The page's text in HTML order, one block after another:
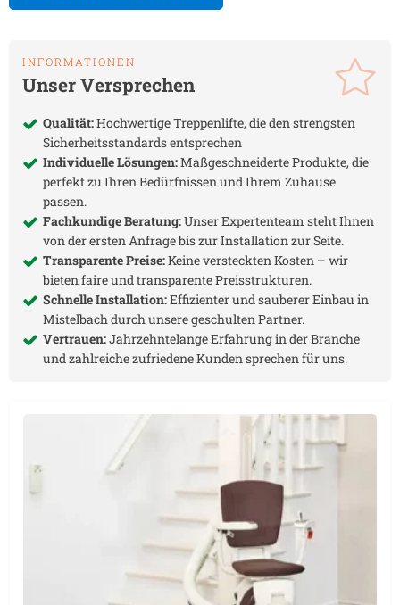
INFORMATIONEN
Unser Versprechen
Qualität:Hochwertige Treppenlifte, die den strengsten
Sicherheitsstandards entsprechen
Individuelle Lösungen:Maßgeschneiderte Produkte, die
perfekt zu Ihren Bedürfnissen und Ihrem Zuhause
passen.
Fachkundige Beratung:Unser Expertenteam steht Ihnen
von der ersten Anfrage bis zur Installation zur Seite.
Transparente Preise:Keine versteckten Kosten – wir
bieten faire und transparente Preisstrukturen.
Schnelle Installation:Effizienter und sauberer Einbau in
Mistelbachdurch unsere geschulten Partner.
Vertrauen:Jahrzehntelange Erfahrung in der Branche
und zahlreiche zufriedene Kunden sprechen für uns.